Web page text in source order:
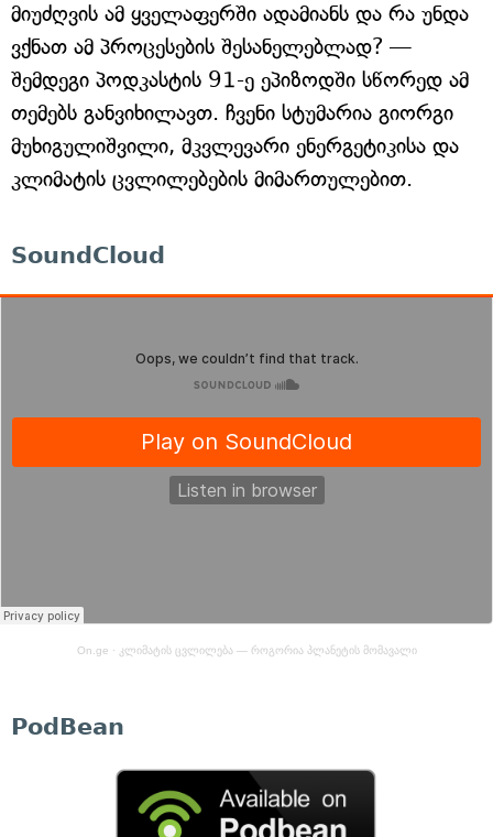
მიუძღვის ამ ყველაფერში ადამიანს და რა უნდა
ვქნათ ამ პროცესების შესანელებლად? —
შემდეგი პოდკასტის 91-ე ეპიზოდში სწორედ ამ
თემებს განვიხილავთ. ჩვენი სტუმარია გიორგი
მუხიგულიშვილი, მკვლევარი ენერგეტიკისა და
კლიმატის ცვლილებების მიმართულებით.
SoundCloud
On.ge · კლიმატის ცვლილება — როგორია პლანეტის მომავალი
PodBean